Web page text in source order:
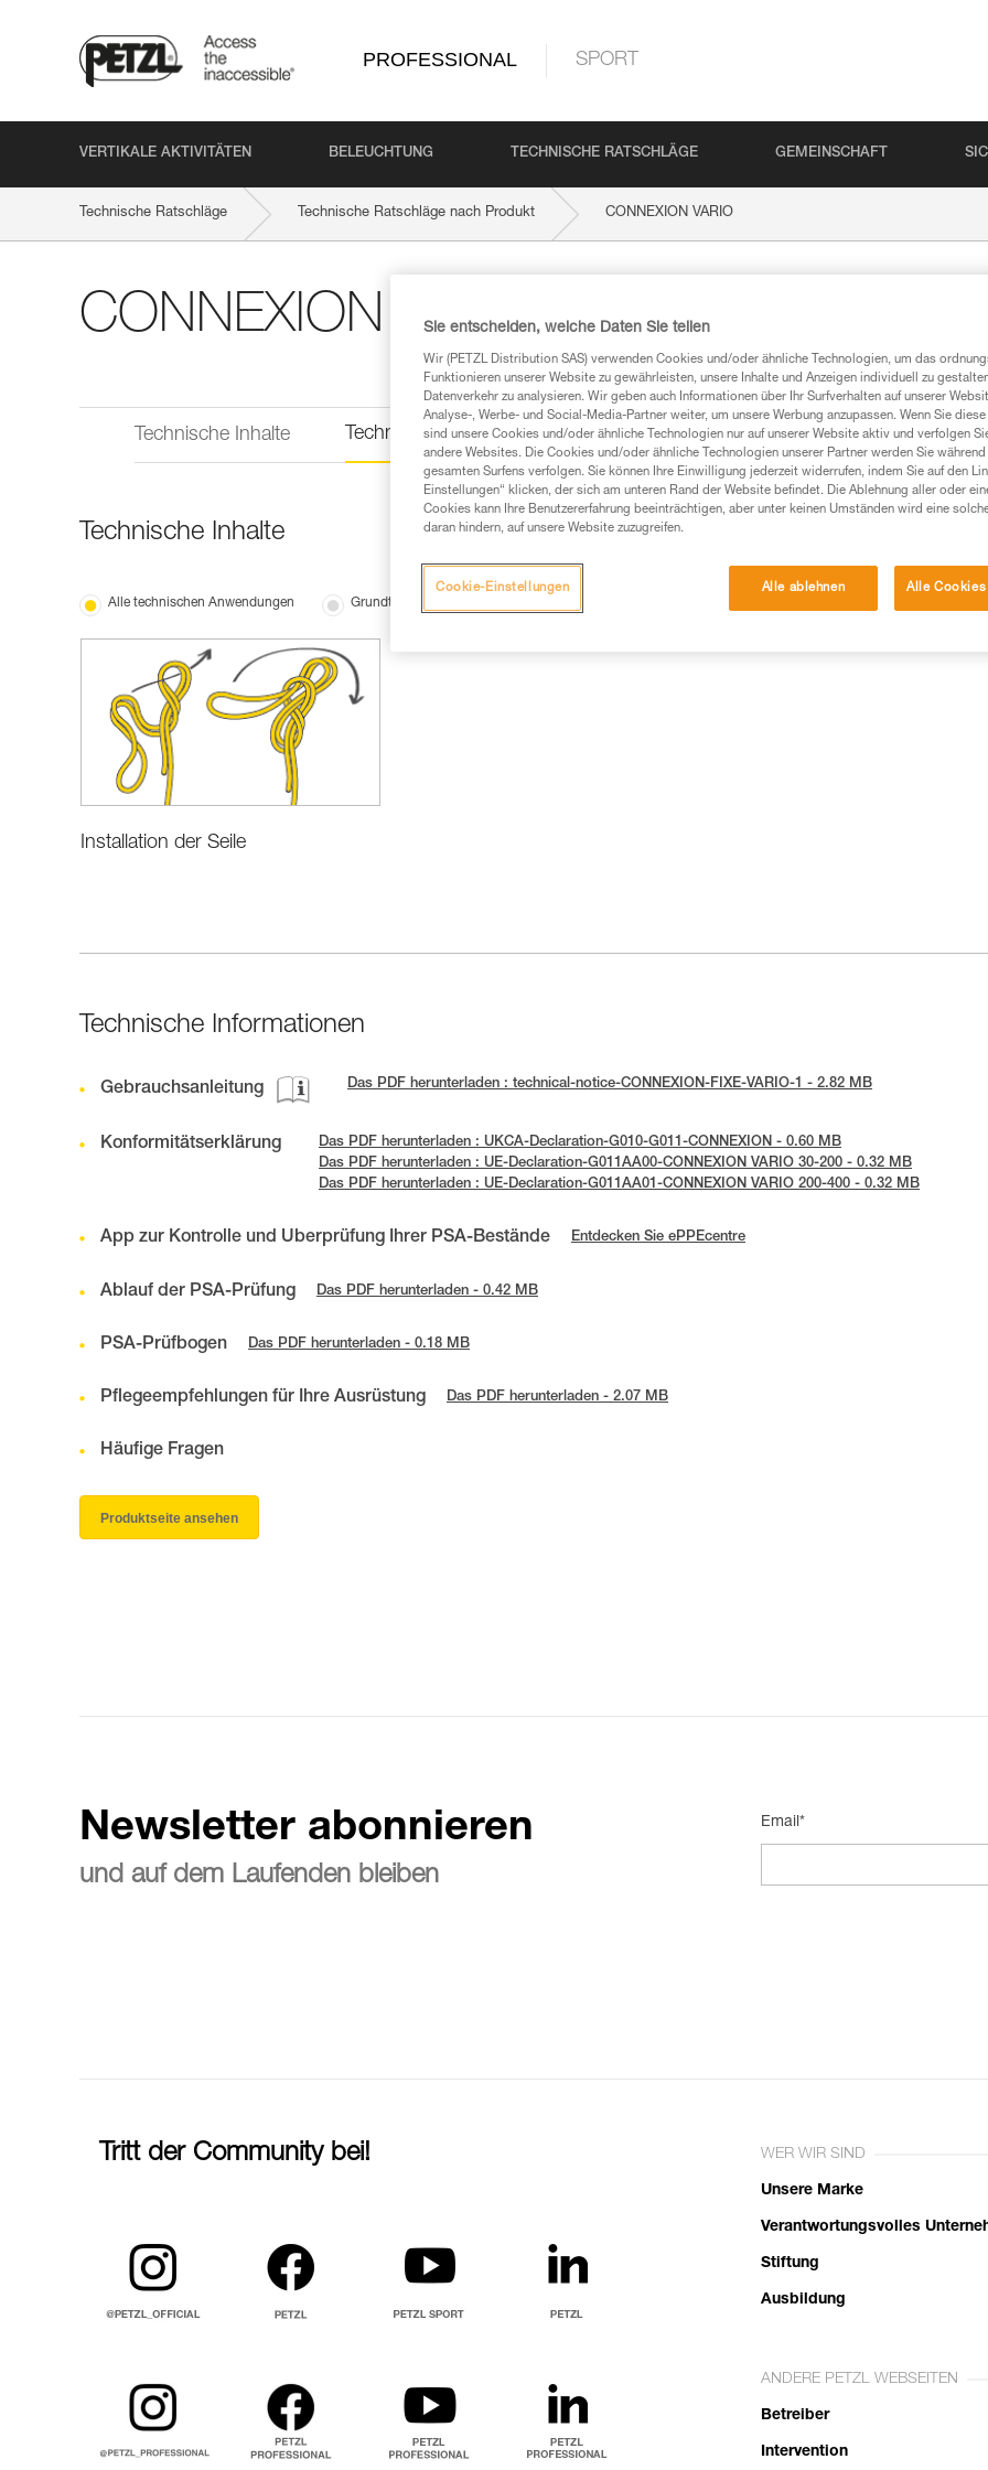
PROFESSIONAL SPORT
VERTIKALE AKTIVITÄTEN BELEUCHTUNG TECHNISCHE RATSCHLÄGE GEMEINSCHAFT
Technische Ratschläge Technische Ratschläge nach Produkt CONNEXION VARIO
CONNEXION VARIO
Technische Inhalte Technische Informationen
Technische Inhalte
Alle technischen Anwendungen Grundtechniken
Installation der Seile
Technische Informationen
Gebrauchsanleitung Das PDF herunterladen : technical-notice-CONNEXION-FIXE-VARIO-1 - 2.82 MB
Konformitätserklärung
Das PDF herunterladen : UKCA-Declaration-G010-G011-CONNEXION - 0.60 MB
Das PDF herunterladen : UE-Declaration-G011AA00-CONNEXION VARIO 30-200 - 0.32 MB
Das PDF herunterladen : UE-Declaration-G011AA01-CONNEXION VARIO 200-400 - 0.32 MB
App zur Kontrolle und Überprüfung Ihrer PSA-Bestände Entdecken Sie ePPEcentre
Ablauf der PSA-Prüfung Das PDF herunterladen - 0.42 MB
PSA-Prüfbogen Das PDF herunterladen - 0.18 MB
Pflegeempfehlungen für Ihre Ausrüstung Das PDF herunterladen - 2.07 MB
Häufige Fragen
Produktseite ansehen
Newsletter abonnieren
und auf dem Laufenden bleiben
Email*
Tritt der Community bei! WER WIR SIND
Unsere Marke
Verantwortungsvolles
Stiftung
Ausbildung
ANDERE PETZL WEBSEITEN
Betreiber
Intervention
Sie entscheiden, welche Daten Sie teilen
Wir (PETZL Distribution SAS) verwenden Cookies und/oder ähnliche Technologien, um das
Funktionieren unserer Website zu gewährleisten, unsere Inhalte und Anzeigen individuell zu
Datenverkehr zu analysieren. Wir geben auch Informationen über Ihr Surfverhalten auf unserer
Analyse-, Werbe- und Social-Media-Partner weiter, um unsere Werbung anzupassen. Wenn Sie
sind unsere Cookies und/oder ähnliche Technologien nur auf unserer Website aktiv und verfolgen
andere Websites. Die Cookies und/oder ähnliche Technologien unserer Partner werden Sie während
gesamten Surfens verfolgen. Sie können Ihre Einwilligung jederzeit widerrufen, indem Sie auf den
Einstellungen“ klicken, der sich am unteren Rand der Website befindet. Die Ablehnung aller oder
Cookies kann Ihre Benutzererfahrung beeinträchtigen, aber unter keinen Umständen wird eine
daran hindern, auf unsere Website zuzugreifen.
Alle ablehnen Alle
Cookie-Einstellungen